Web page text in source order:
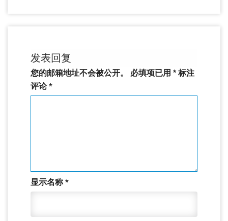
发表回复
您的邮箱地址不会被公开。 必填项已用 * 标注
评论*
显示名称*